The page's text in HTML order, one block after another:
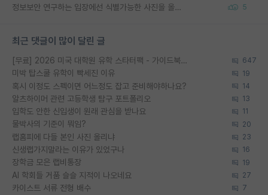
정보보안 연구하는 입장에선 식별가능한 사진을 올리는건 비추이긴함 5
최근 댓글이 많이 달린 글
[무료] 2026 미국 대학원 유학 스타터팩 - 가이드북 & 합격자 컨택메일 템플릿 647
미박 탑스쿨 유학이 빡세진 이유 19
혹시 이정도 스펙이면 어느정도 잡고 준비해야하나요? 14
알츠하이머 관련 고등학생 탐구 포트폴리오 13
입학도 안한 신입생이 원래 관심을 받나요 11
물박사의 기준이 뭐임? 20
랩홈피에 다들 본인 사진 올리냐 23
신생랩가지말라는 이유가 있었구나 16
장학금 모은 랩비통장 19
AI 학회들 거품 슬슬 지적이 나오네요 27
카이스트 서류 전형 배수 7